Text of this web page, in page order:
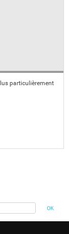
particulièrement